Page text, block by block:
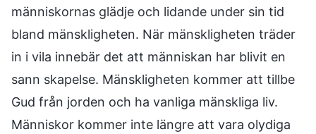
människornas glädje och lidande under sin tid
bland mänskligheten. När mänskligheten träder
in i vila innebär det att människan har blivit en
sann skapelse. Mänskligheten kommer att tillbe
Gud från jorden och ha vanliga mänskliga liv.
Människor kommer inte längre att vara olydiga